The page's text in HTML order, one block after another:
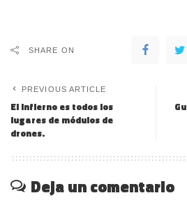
SHARE ON
PREVIOUS ARTICLE
El infierno es todos los
lugares de módulos de
drones.
Deja un comentario